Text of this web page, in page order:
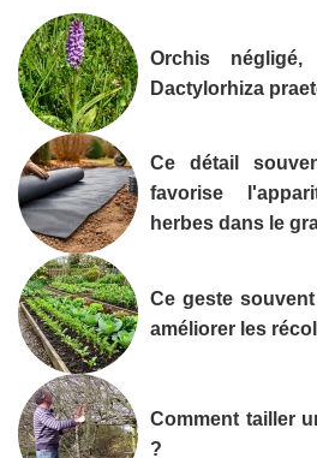
Orchis négligé,
Dactylorhiza
Ce détail
favorise
herbes dans le
Ce geste
améliorer les
Comment tailler
?